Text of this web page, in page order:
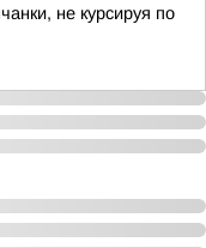
не курсируя по